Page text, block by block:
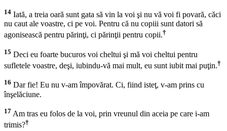
14 Iată, a treia oară sunt gata să vin la voi şi nu vă voi fi povară, căci
nu caut ale voastre, ci pe voi. Pentru că nu copiii sunt datori să
agonisească pentru părinţi, ci părinţii pentru copii.†
15 Deci eu foarte bucuros voi cheltui şi mă voi cheltui pentru
sufletele voastre, deşi, iubindu-vă mai mult, eu sunt iubit mai puţin.†
16 Dar fie! Eu nu v-am împovărat. Ci, fiind isteţ, v-am prins cu
înşelăciune.
17 Am tras eu folos de la voi, prin vreunul din aceia pe care i-am
trimis?†